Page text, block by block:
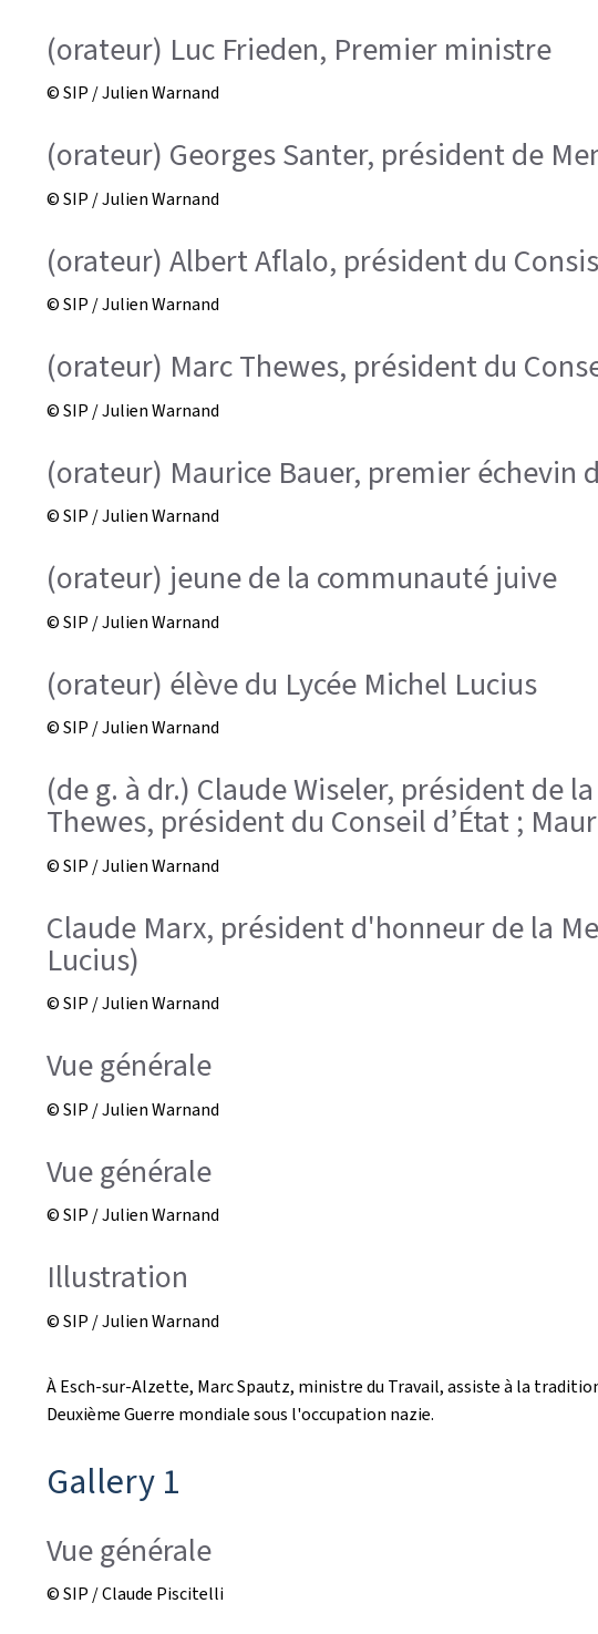
(orateur) Luc Frieden, Premier ministre
© SIP / Julien Warnand
(orateur) Georges Santer, président de
© SIP / Julien Warnand
(orateur) Albert Aflalo, président du
© SIP / Julien Warnand
(orateur) Marc Thewes, président du
© SIP / Julien Warnand
(orateur) Maurice Bauer, premier échevin
© SIP / Julien Warnand
(orateur) jeune de la communauté juive
© SIP / Julien Warnand
(orateur) élève du Lycée Michel Lucius
© SIP / Julien Warnand
(de g. à dr.) Claude Wiseler, président de
Thewes, président du Conseil d’État ;
© SIP / Julien Warnand
Claude Marx, président d'honneur de la
Lucius)
© SIP / Julien Warnand
Vue générale
© SIP / Julien Warnand
Vue générale
© SIP / Julien Warnand
Illustration
© SIP / Julien Warnand
À Esch-sur-Alzette, Marc Spautz, ministre du Travail, assiste à la
Deuxième Guerre mondiale sous l'occupation nazie.
Gallery 1
Vue générale
© SIP / Claude Piscitelli